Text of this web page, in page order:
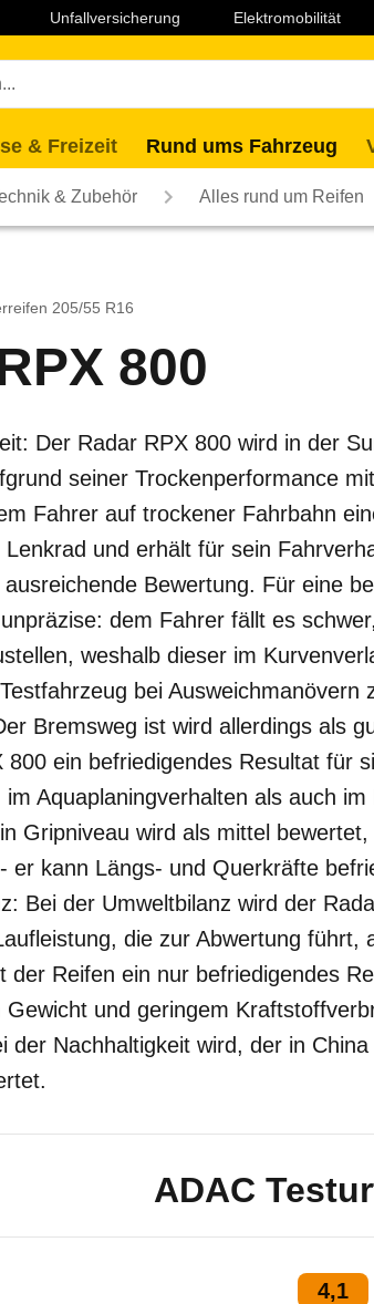
Unfallversicherung Elektromobilität
& Freizeit Rund ums Fahrzeug
& Zubehör Alles rund um Reifen
205/55 R16
800
Der Radar RPX 800 wird in der
seiner Trockenperformance
Fahrer auf trockener Fahrbahn
und erhält für sein
Bewertung. Für eine
dem Fahrer fällt es
weshalb dieser im
bei
Bremsweg ist wird allerdings als
800 ein befriedigendes Resultat für
Aquaplaningverhalten als auch
Gripniveau wird als mittel
er kann Längs- und Querkräfte
Bei der Umweltbilanz wird der
die zur Abwertung führt,
der Reifen ein nur befriedigendes
und geringem
der Nachhaltigkeit wird, der in
ADAC
4,1